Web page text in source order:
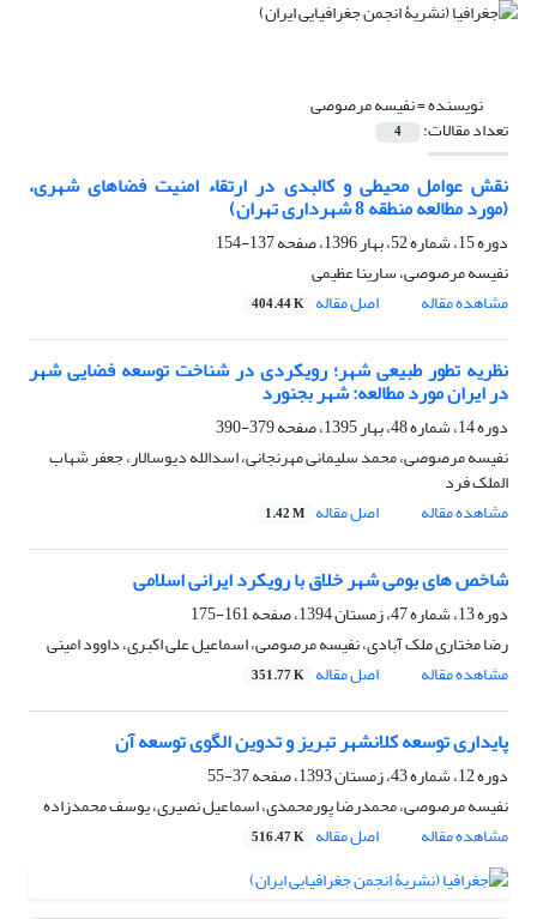
نویسنده =نفیسه مرصوصی
تعداد مقالات: 4
نقش عوامل محیطی و کالبدی در ارتقاء امنیت فضاهای شهری،
(مورد مطالعه منطقه 8 شهرداری تهران)
دوره 15، شماره 52، بهار 1396، صفحه
137-154
نفیسه مرصوصی، سارینا عظیمی
مشاهده مقاله
اصل مقاله 404.44 K
نظریه تطور طبیعی شهر؛ رویکردی در شناخت توسعه فضایی شهر
در ایران مورد مطالعه: شهر بجنورد
دوره 14، شماره 48، بهار 1395، صفحه
379-390
نفیسه مرصوصی، محمد سلیمانی مهرنجانی، اسدالله دیوسالار، جعفر شهاب
الملک فرد
مشاهده مقاله
اصل مقاله 1.42 M
شاخص های بومی شهر خلاق با رویکرد ایرانی اسلامی
دوره 13، شماره 47، زمستان 1394، صفحه
161-175
رضا مختاری ملک آبادی، نفیسه مرصوصی، اسماعیل علی اکبری، داوود امینی
مشاهده مقاله
اصل مقاله 351.77 K
پایداری توسعه کلانشهر تبریز و تدوین الگوی توسعه آن
دوره 12، شماره 43، زمستان 1393، صفحه
37-55
نفیسه مرصوصی، محمدرضا پورمحمدی، اسماعیل نصیری، یوسف محمدزاده
مشاهده مقاله
اصل مقاله 516.47 K